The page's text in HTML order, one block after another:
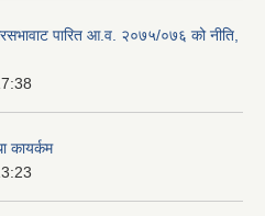
पारित आ.व. २०७५/०७६ को नीति,